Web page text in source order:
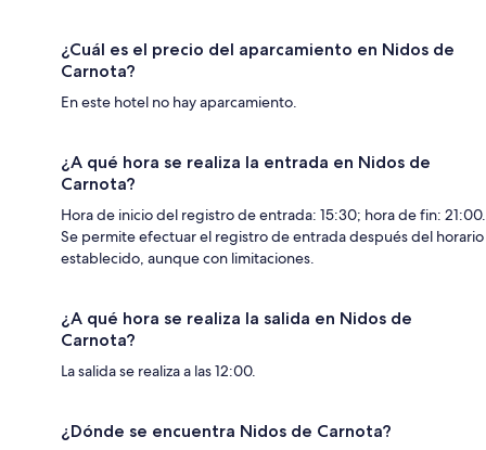
¿Cuál es el precio del aparcamiento en Nidos de
Carnota?
En este hotel no hay aparcamiento.
¿A qué hora se realiza la entrada en Nidos de
Carnota?
Hora de inicio del registro de entrada: 15:30; hora de fin: 21:00.
Se permite efectuar el registro de entrada después del horario
establecido, aunque con limitaciones.
¿A qué hora se realiza la salida en Nidos de
Carnota?
La salida se realiza a las 12:00.
¿Dónde se encuentra Nidos de Carnota?